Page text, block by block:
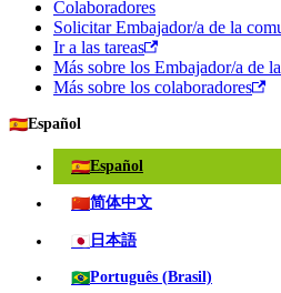
Colaboradores
Solicitar Embajador/a de la
Ir a las tareas
Más sobre los Embajador/a de
Más sobre los colaboradores
🇪🇸Español
🇪🇸Español
🇨🇳简体中文
🇯🇵 日本語
🇧🇷Português (Brasil)